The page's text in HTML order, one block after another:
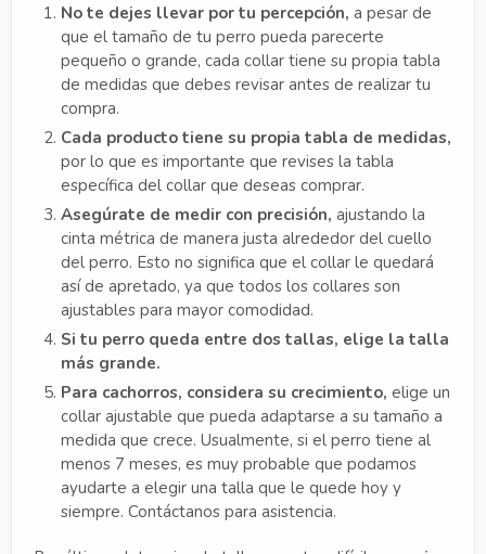
No te dejes llevar por tu percepción, a pesar de
que el tamaño de tu perro pueda parecerte
pequeño o grande, cada collar tiene su propia tabla
de medidas que debes revisar antes de realizar tu
compra.
Cada producto tiene su propia tabla de medidas,
por lo que es importante que revises la tabla
específica del collar que deseas comprar.
Asegúrate de medir con precisión, ajustando la
cinta métrica de manera justa alrededor del cuello
del perro. Esto no significa que el collar le quedará
así de apretado, ya que todos los collares son
ajustables para mayor comodidad.
Si tu perro queda entre dos tallas, elige la talla
más grande.
Para cachorros, considera su crecimiento, elige un
collar ajustable que pueda adaptarse a su tamaño a
medida que crece. Usualmente, si el perro tiene al
menos 7 meses, es muy probable que podamos
ayudarte a elegir una talla que le quede hoy y
siempre. Contáctanos para asistencia.